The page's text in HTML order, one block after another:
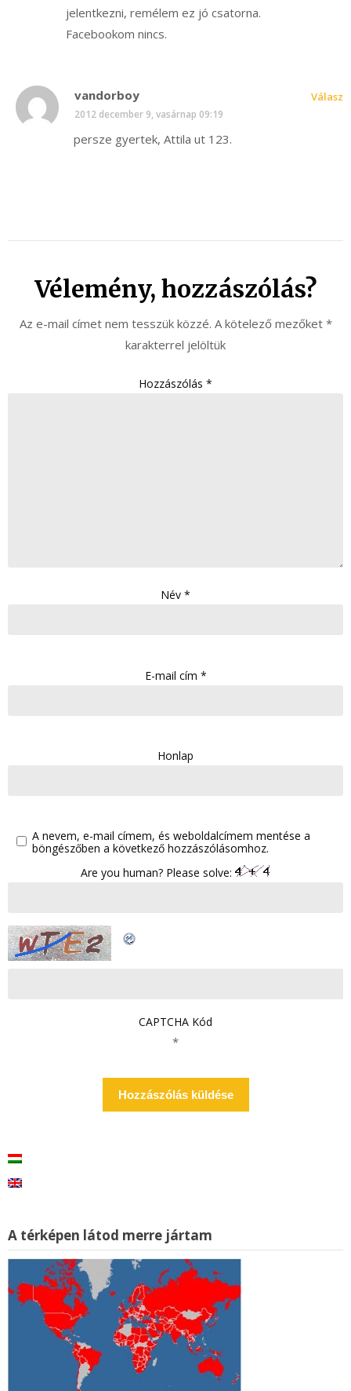
jelentkezni, remélem ez jó csatorna.
Facebookom nincs.
vandorboy
2012 december 9, vasárnap 09:19
persze gyertek, Attila ut 123.
Válasz
Vélemény, hozzászólás?
Az e-mail címet nem tesszük közzé. A kötelező mezőket *
karakterrel jelöltük
Hozzászólás *
Név *
E-mail cím *
Honlap
A nevem, e-mail címem, és weboldalcímem mentése a
böngészőben a következő hozzászólásomhoz.
Are you human? Please solve:
CAPTCHA Kód
*
A térképen látod merre jártam